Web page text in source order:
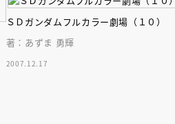
ＳＤガンダムフルカラー劇場（１０）
著：あずま 勇輝
2007.12.17
本新
作家
実践